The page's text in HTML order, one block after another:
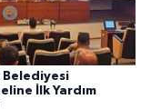
Belediyesi
İlk Yardım